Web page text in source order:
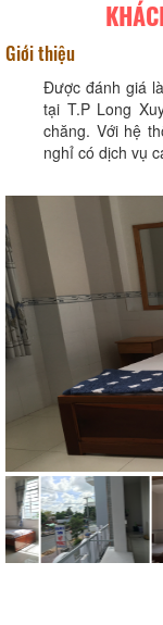
Giới thiệu
Được đánh giá
tại T.P Long
chăng. Với hệ
nghỉ có dịch vụ